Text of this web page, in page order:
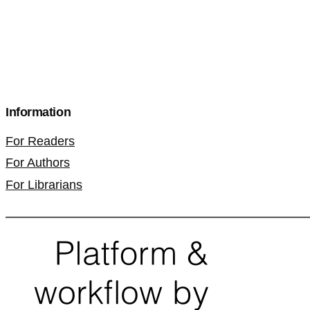
Information
For Readers
For Authors
For Librarians